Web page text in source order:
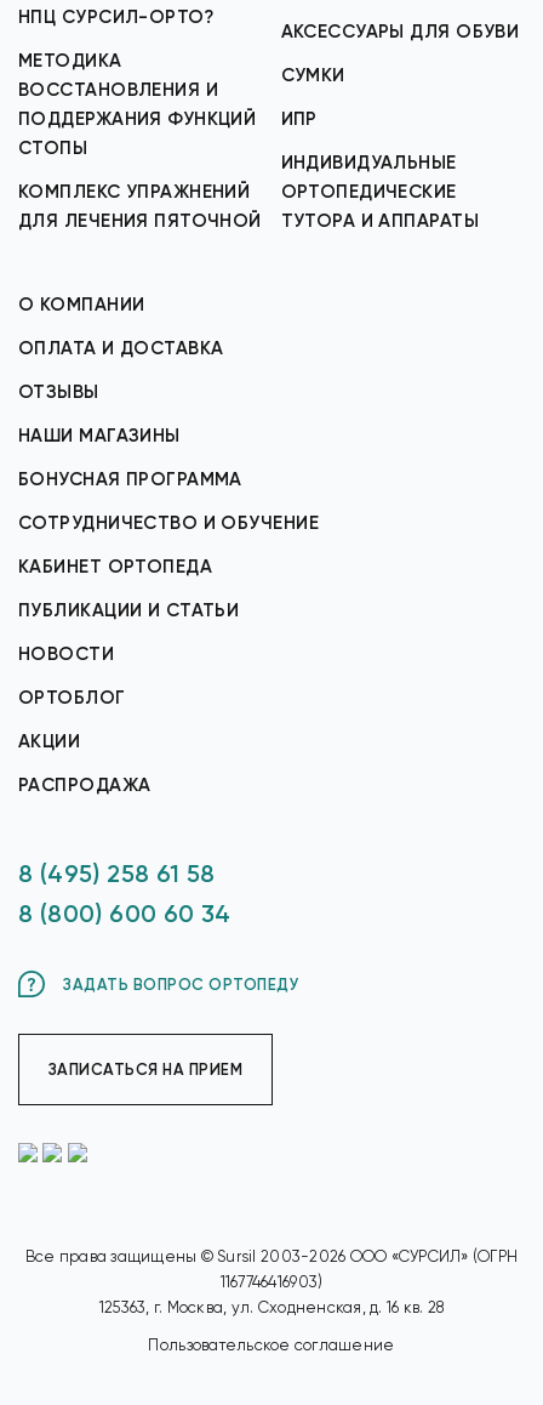
НПЦ СУРСИЛ-ОРТО?
МЕТОДИКА
ВОССТАНОВЛЕНИЯ И
ПОДДЕРЖАНИЯ ФУНКЦИЙ
СТОПЫ
КОМПЛЕКС УПРАЖНЕНИЙ
ДЛЯ ЛЕЧЕНИЯ ПЯТОЧНОЙ
АКСЕССУАРЫ ДЛЯ ОБУВИ
СУМКИ
ИПР
ИНДИВИДУАЛЬНЫЕ
ОРТОПЕДИЧЕСКИЕ
ТУТОРА И АППАРАТЫ
О КОМПАНИИ
ОПЛАТА И ДОСТАВКА
ОТЗЫВЫ
НАШИ МАГАЗИНЫ
БОНУСНАЯ ПРОГРАММА
СОТРУДНИЧЕСТВО И ОБУЧЕНИЕ
КАБИНЕТ ОРТОПЕДА
ПУБЛИКАЦИИ И СТАТЬИ
НОВОСТИ
ОРТОБЛОГ
АКЦИИ
РАСПРОДАЖА
8 (495) 258 61 58
8 (800) 600 60 34
ЗАДАТЬ ВОПРОС ОРТОПЕДУ
ЗАПИСАТЬСЯ НА ПРИЕМ
Все права защищены © Sursil 2003-2026 ООО «СУРСИЛ» (ОГРН
1167746416903)
125363, г. Москва, ул. Сходненская, д. 16 кв. 28
Пользовательское соглашение